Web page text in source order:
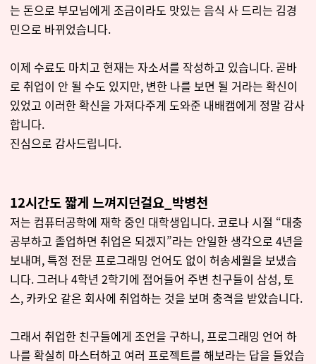
는 돈으로 부모님에게 조금이라도 맛있는 음식 사 드리는 김경
민으로 바뀌었습니다.
이제 수료도 마치고 현재는 자소서를 작성하고 있습니다. 곧바
로 취업이 안 될 수도 있지만, 변한 나를 보면 될 거라는 확신이
있었고 이러한 확신을 가져다주게 도와준 내배캠에게 정말 감사
합니다.
진심으로 감사드립니다.
12시간도 짧게 느껴지던걸요_박병천
저는 컴퓨터공학에 재학 중인 대학생입니다. 코로나 시절 “대충
공부하고 졸업하면 취업은 되겠지”라는 안일한 생각으로 4년을
보내며, 특정 전문 프로그래밍 언어도 없이 허송세월을 보냈습
니다. 그러나 4학년 2학기에 접어들어 주변 친구들이 삼성, 토
스, 카카오 같은 회사에 취업하는 것을 보며 충격을 받았습니다.
그래서 취업한 친구들에게 조언을 구하니, 프로그래밍 언어 하
나를 확실히 마스터하고 여러 프로젝트를 해보라는 답을 들었습